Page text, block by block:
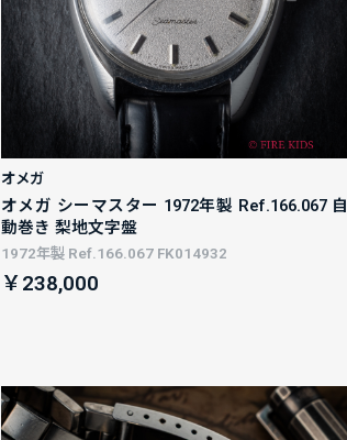
オメガ
オメガ シーマスター 1972年製 Ref.166.067 自
動巻き 梨地文字盤
1972年製 Ref.166.067 FK014932
￥238,000